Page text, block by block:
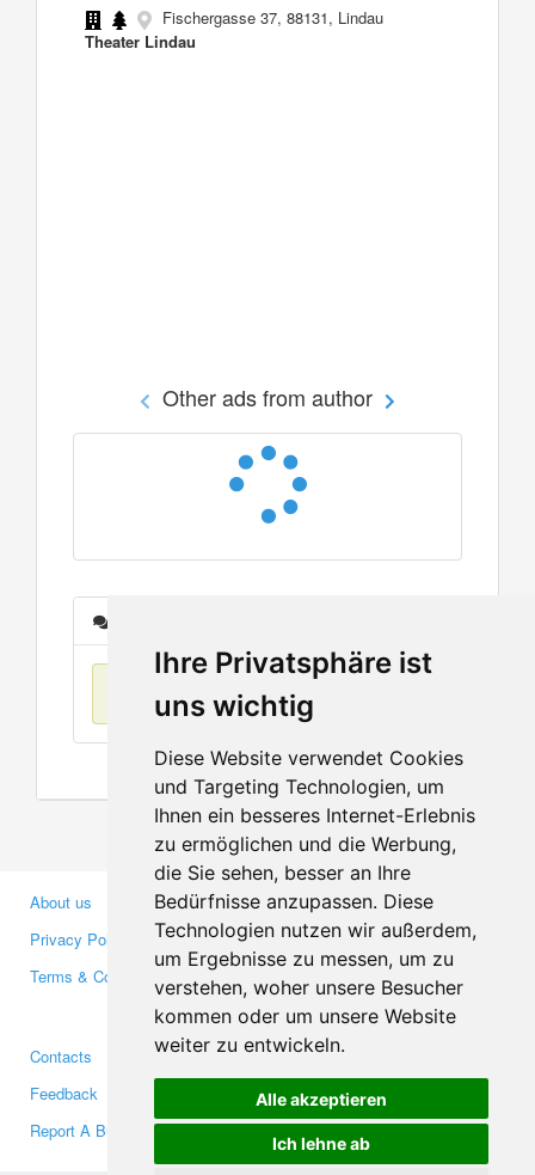
Ihre Privatsphäre ist
uns wichtig
Diese Website verwendet Cookies
und Targeting Technologien, um
Ihnen ein besseres Internet-Erlebnis
zu ermöglichen und die Werbung,
die Sie sehen, besser an Ihre
Bedürfnisse anzupassen. Diese
Technologien nutzen wir außerdem,
um Ergebnisse zu messen, um zu
verstehen, woher unsere Besucher
kommen oder um unsere Website
weiter zu entwickeln.
Alle akzeptieren
Ich lehne ab
Fischergasse 37, 88131, Lindau
Theater Lindau
Other ads from author
No items found
About us
Privacy Policy
Terms & Conditions
Business Partners
Investors
Media
Contacts
Feedback
Report A Bug
Facebook
Twitter
YouTube
Google+